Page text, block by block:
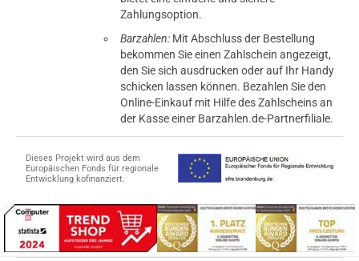
Zahlungsoption.
Barzahlen: Mit Abschluss der Bestellung
bekommen Sie einen Zahlschein angezeigt,
den Sie sich ausdrucken oder auf Ihr Handy
schicken lassen können. Bezahlen Sie den
Online-Einkauf mit Hilfe des Zahlscheins an
der Kasse einer Barzahlen.de-Partnerfiliale.
Dieses Projekt wird aus dem
Europäischen Fonds für regionale
Entwicklung kofinanziert.